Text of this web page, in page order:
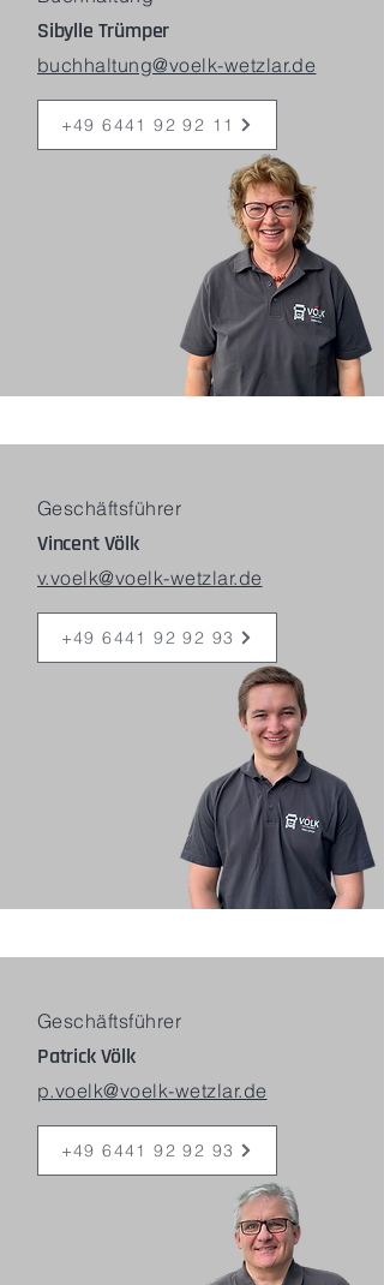
Sibylle Trümper
buchhaltung@voelk-wetzlar.de
+49 6441 92 92 11
Geschäftsführer
Vincent Völk
v.voelk@voelk-wetzlar.de
+49 6441 92 92 93
Geschäftsführer
Patrick Völk
p.voelk@voelk-wetzlar.de
+49 6441 92 92 93